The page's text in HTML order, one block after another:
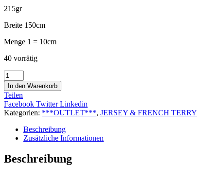
215gr
Breite 150cm
Menge 1 = 10cm
40 vorrätig
Jersey
''Cutie
Unicorn''
25245
Menge
In den Warenkorb
Teilen
Facebook TwitterLinkedin
Kategorien: ***OUTLET***, JERSEY & FRENCH TERRY
Beschreibung
Zusätzliche Informationen
Beschreibung